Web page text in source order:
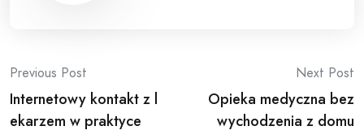
Post
navigation
Previous Post
Internetowy kontakt z l
ekarzem w praktyce
Next Post
Opieka medyczna bez
wychodzenia z domu